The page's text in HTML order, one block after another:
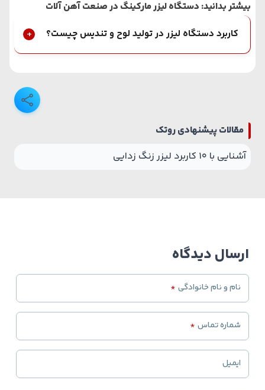
بیشتر بدانید: دستگاه لیزر مارکینگ در صنعت آهن آلات
کاربرد دستگاه لیزر در تولید لوح و تندیس چیست؟
مقالات پیشنهادی روتک
آشنایی با 10 کاربرد لیزر زنگ زدایی
ارسال دیدگاه
نام و نام خانوادگی *
شماره تماس *
ایمیل